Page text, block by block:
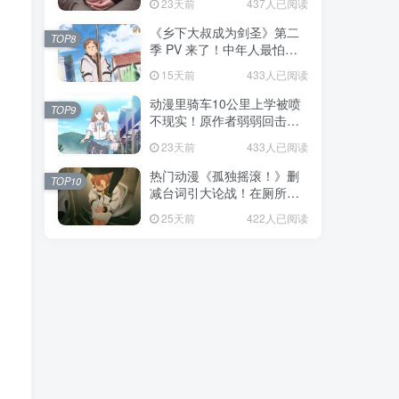
福！23天前 437人已阅读
《乡下大叔成为剑圣》第二
季 PV 来了！中年人最怕的
不是变老，而是没人愿意再
相信你！
15天前 433人已阅读
TOP8
动漫里骑车10公里上学被喷
不现实！原作者弱弱回击：
常通勤！
23天前 433人已阅读
TOP9
热门动漫《孤独摇滚！》删
减台词引大论战！在厕所吃
现充！
25天前 422人已阅读
TOP10